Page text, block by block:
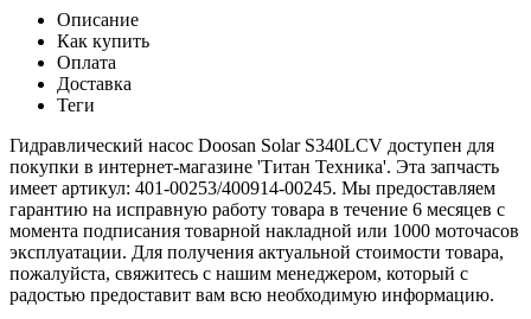
Описание
Как купить
Оплата
Доставка
Теги
Гидравлический насос Doosan Solar S340LCV доступен для
покупки в интернет-магазине 'Титан Техника'. Эта запчасть
имеет артикул: 401-00253/400914-00245. Мы предоставляем
гарантию на исправную работу товара в течение 6 месяцев с
момента подписания товарной накладной или 1000 моточасов
эксплуатации. Для получения актуальной стоимости товара,
пожалуйста, свяжитесь с нашим менеджером, который с
радостью предоставит вам всю необходимую информацию.